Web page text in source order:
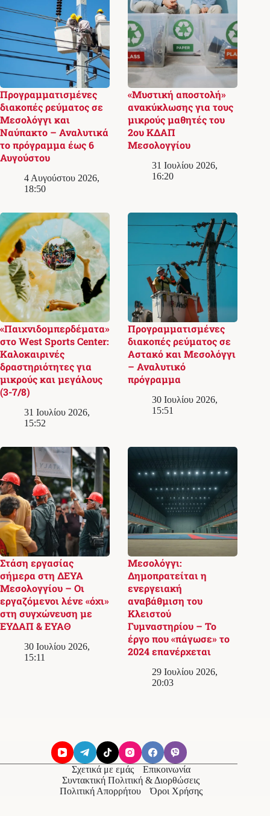
Προγραμματισμένες
διακοπές ρεύματος σε
Μεσολόγγι και
Ναύπακτο – Αναλυτικά
το πρόγραμμα έως 6
Αυγούστου
4 Αυγούστου 2026,
18:50
«Μυστική αποστολή»
ανακύκλωσης για τους
μικρούς μαθητές του
2ου ΚΔΑΠ
Μεσολογγίου
31 Ιουλίου 2026,
16:20
«Παιχνιδομπερδέματα»
στο West Sports Center:
Καλοκαιρινές
δραστηριότητες για
μικρούς και μεγάλους
(3-7/8)
31 Ιουλίου 2026,
15:52
Προγραμματισμένες
διακοπές ρεύματος σε
Αστακό και Μεσολόγγι
– Αναλυτικό
πρόγραμμα
30 Ιουλίου 2026,
15:51
Στάση εργασίας
σήμερα στη ΔΕΥΑ
Μεσολογγίου – Οι
εργαζόμενοι λένε «όχι»
στη συγχώνευση με
ΕΥΔΑΠ & ΕΥΑΘ
30 Ιουλίου 2026,
15:11
Μεσολόγγι:
Δημοπρατείται η
ενεργειακή
αναβάθμιση του
Κλειστού
Γυμναστηρίου – Το
έργο που «πάγωσε» το
2024 επανέρχεται
29 Ιουλίου 2026,
20:03
Σχετικά με εμάς
Επικοινωνία
Συντακτική Πολιτική & Διορθώσεις
Πολιτική Απορρήτου
Όροι Χρήσης